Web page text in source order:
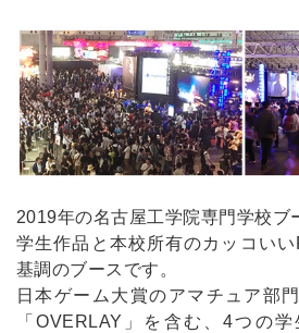
2019年の名古屋工学院専門学校ブ
学生作品と本校所有のカッコい
基調のブースです。
日本ゲーム大賞のアマチュア部
「OVERLAY」を含む、4つの